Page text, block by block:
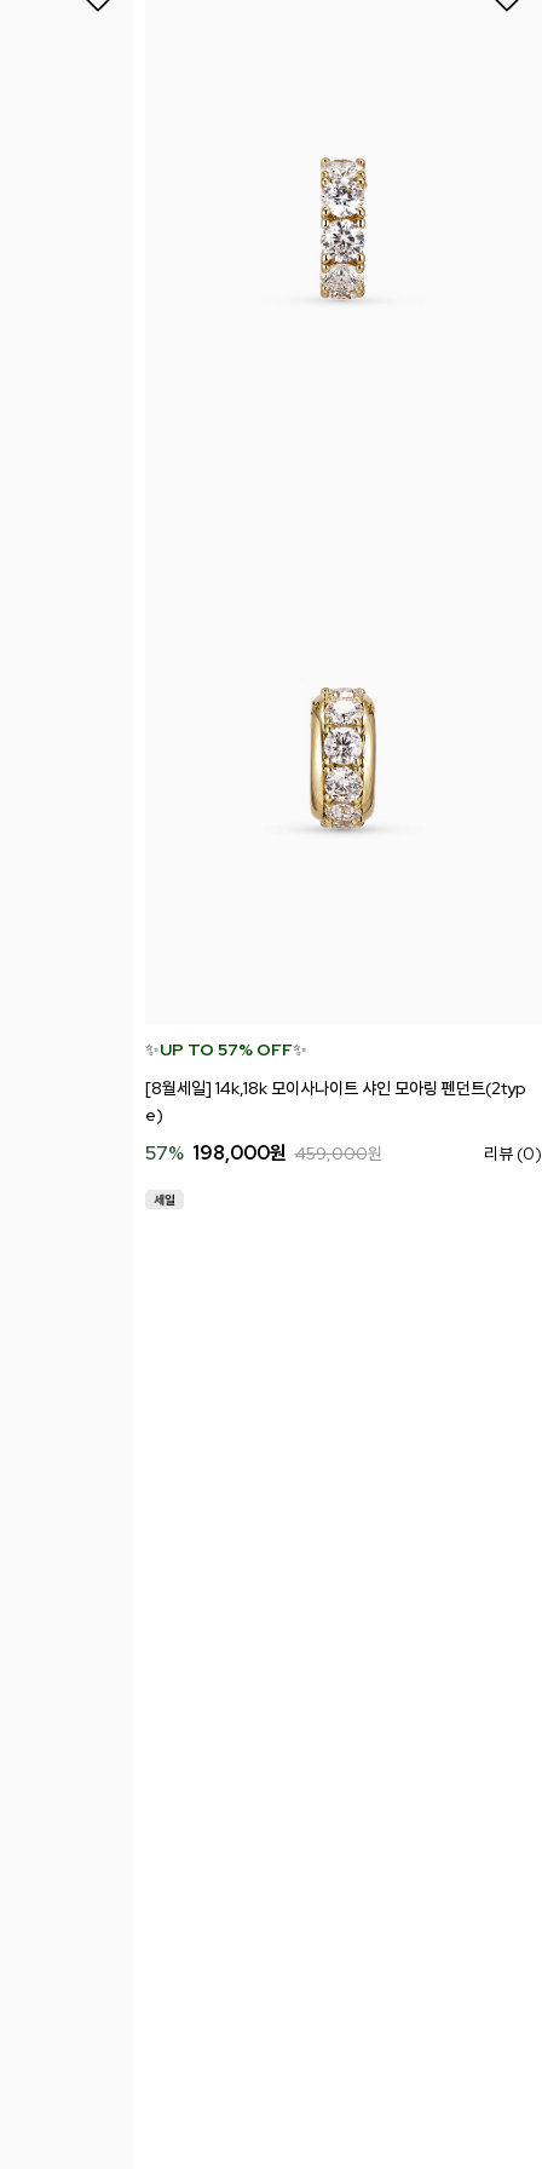
✨UP TO 57% OFF✨
[8월세일] 14k,18k 모이사나이트 샤인 모아링 펜던트(2typ
e)
57% 198,000원 459,000원 리뷰 (0)